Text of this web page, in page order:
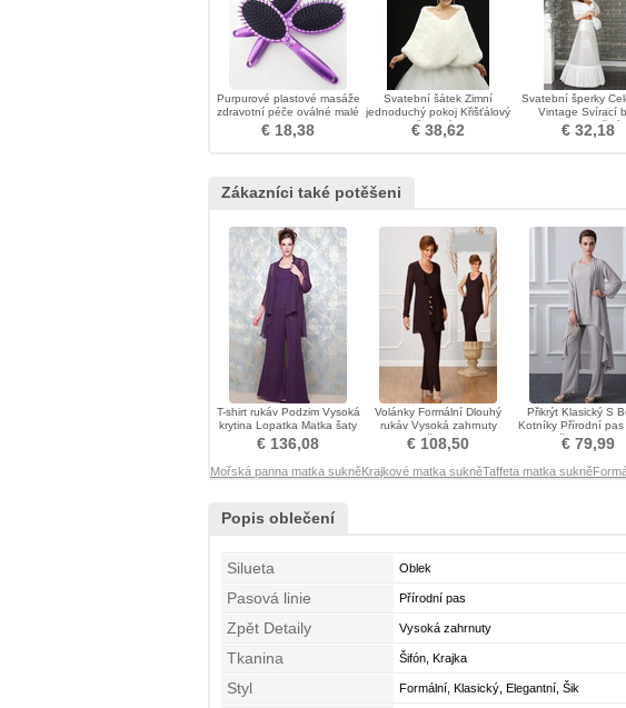
Purpurové plastové masáže
zdravotní péče oválné malé
ozdoby
€ 18,38
Svatební šátek Zimní
jednoduchý pokoj Křišťálový
květinový pin
€ 38,62
Svatební šperky
Vintage Svírací
Terylene Dvě
€ 32,18
Zákazníci také potěšeni
T-shirt rukáv Podzim Vysoká
krytina Lopatka Matka šaty
obleky
€ 136,08
Volánky Formální Dlouhý
rukáv Vysoká zahrnuty
Matka šaty obleky
€ 108,50
Přikrýt Klasický S
Kotníky Přírodní pas
šaty obleky
€ 79,99
Mořská panna matka sukněKrajkové matka sukněTaffeta matka sukně
Popis oblečení
Silueta Oblek
Pasová linie Přírodní pas
Zpět Detaily Vysoká zahrnuty
Tkanina Šifón, Krajka
Styl Formální, Klasický, Elegantní, Šik